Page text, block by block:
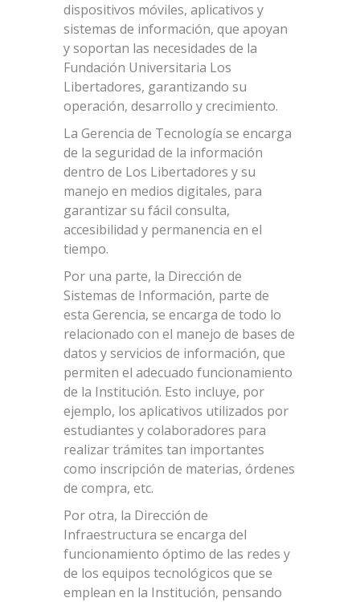
dispositivos móviles, aplicativos y
sistemas de información, que apoyan
y soportan las necesidades de la
Fundación Universitaria Los
Libertadores, garantizando su
operación, desarrollo y crecimiento.
La Gerencia de Tecnología se encarga
de la seguridad de la información
dentro de Los Libertadores y su
manejo en medios digitales, para
garantizar su fácil consulta,
accesibilidad y permanencia en el
tiempo.
Por una parte, la Dirección de
Sistemas de Información, parte de
esta Gerencia, se encarga de todo lo
relacionado con el manejo de bases de
datos y servicios de información, que
permiten el adecuado funcionamiento
de la Institución. Esto incluye, por
ejemplo, los aplicativos utilizados por
estudiantes y colaboradores para
realizar trámites tan importantes
como inscripción de materias, órdenes
de compra, etc.
Por otra, la Dirección de
Infraestructura se encarga del
funcionamiento óptimo de las redes y
de los equipos tecnológicos que se
emplean en la Institución, pensando